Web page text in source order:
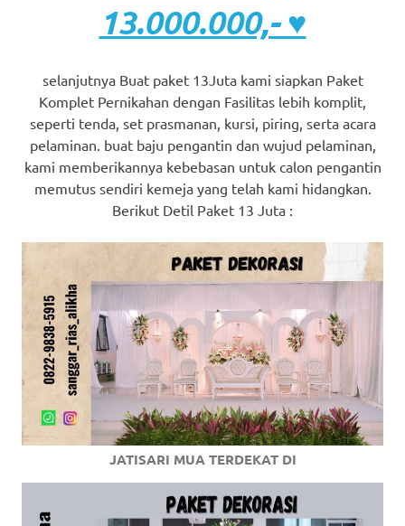
13.000.000,- ♥
selanjutnya Buat paket 13Juta kami siapkan Paket
Komplet Pernikahan dengan Fasilitas lebih komplit,
seperti tenda, set prasmanan, kursi, piring, serta acara
pelaminan. buat baju pengantin dan wujud pelaminan,
kami memberikannya kebebasan untuk calon pengantin
memutus sendiri kemeja yang telah kami hidangkan.
Berikut Detil Paket 13 Juta :
JATISARI MUA TERDEKAT DI